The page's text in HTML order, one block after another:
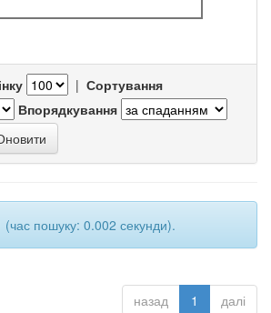
| Сортування
Впорядкування
(час пошуку: 0.002 секунди).
назад 1 далі